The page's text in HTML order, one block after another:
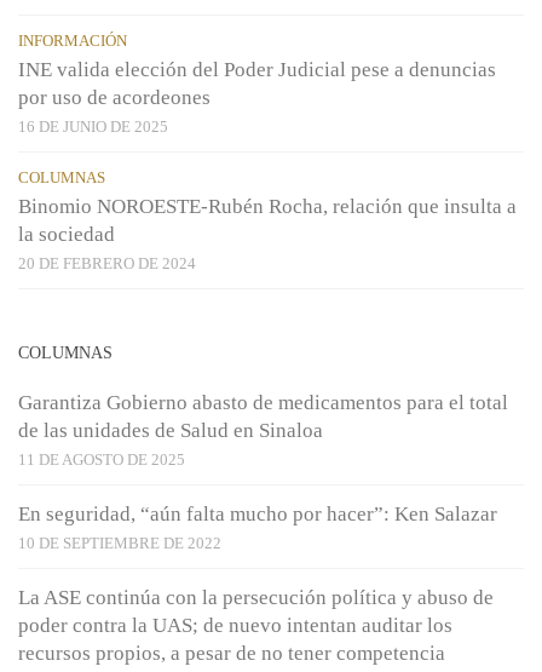
INFORMACIÓN
INE valida elección del Poder Judicial pese a denuncias
por uso de acordeones
16 DE JUNIO DE 2025
COLUMNAS
Binomio NOROESTE-Rubén Rocha, relación que insulta a
la sociedad
20 DE FEBRERO DE 2024
COLUMNAS
Garantiza Gobierno abasto de medicamentos para el total
de las unidades de Salud en Sinaloa
11 DE AGOSTO DE 2025
En seguridad, “aún falta mucho por hacer”: Ken Salazar
10 DE SEPTIEMBRE DE 2022
La ASE continúa con la persecución política y abuso de
poder contra la UAS; de nuevo intentan auditar los
recursos propios, a pesar de no tener competencia